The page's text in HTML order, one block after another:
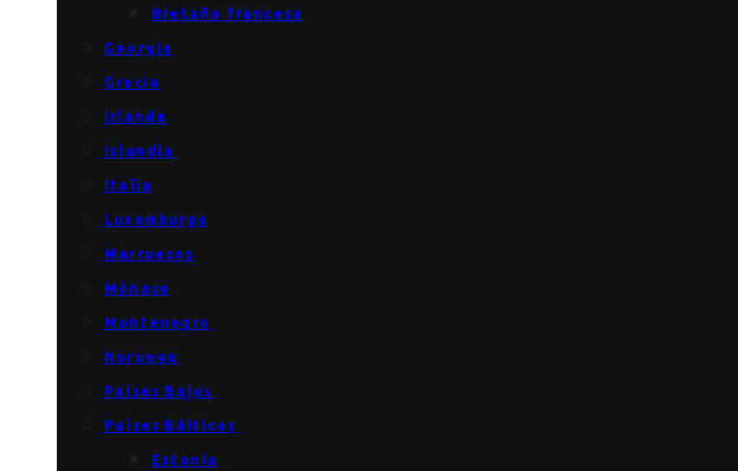
Bretaña francesa
Georgia
Grecia
Irlanda
Islandia
Italia
Luxemburgo
Marruecos
Mónaco
Montenegro
Noruega
Países Bajos
Países Bálticos
Estonia